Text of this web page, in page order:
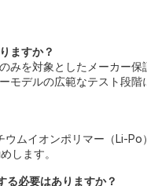
ますか？
みを対象としたメーカー
モデルの広範なテスト段
ムイオンポリマー（Li-
します。
る必要はありますか？